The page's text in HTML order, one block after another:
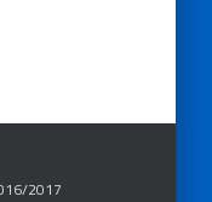
2017